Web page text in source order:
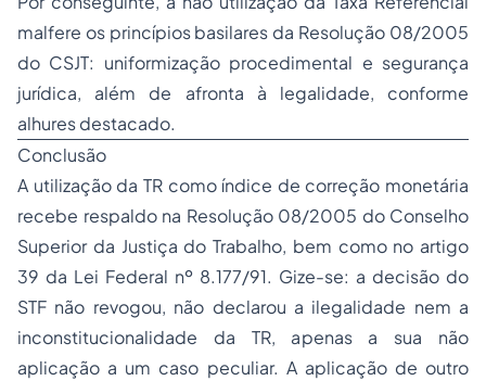
malfere os princípios basilares da Resolução 08/2005
do CSJT: uniformização procedimental e segurança
jurídica, além de afronta à legalidade, conforme
alhures destacado.
Conclusão
A utilização da TR como índice de correção monetária
recebe respaldo na Resolução 08/2005 do Conselho
Superior da Justiça do Trabalho, bem como no artigo
39 da Lei Federal nº 8.177/91. Gize-se: a decisão do
STF não revogou, não declarou a ilegalidade nem a
inconstitucionalidade da TR, apenas a sua não
aplicação a um caso peculiar. A aplicação de outro